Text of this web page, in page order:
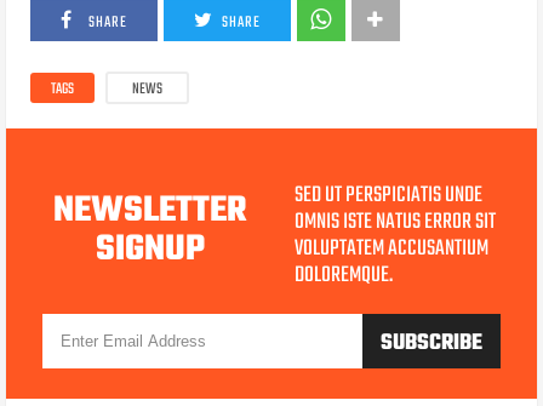
SHARE SHARE
TAGS NEWS
NEWSLETTER
SIGNUP
SED UT PERSPICIATIS UNDE
OMNIS ISTE NATUS ERROR SIT
VOLUPTATEM ACCUSANTIUM
DOLOREMQUE.